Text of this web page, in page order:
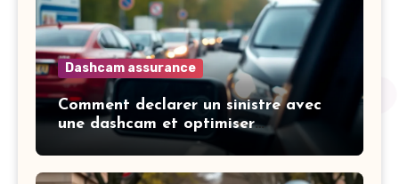
Dashcam assurance
Comment declarer un sinistre avec
une dashcam et optimiser
l’indemnisation